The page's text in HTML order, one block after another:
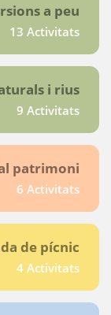
a peu
13 Activitats
i rius
9 Activitats
patrimoni
6 Activitats
de pícnic
4 Activitats